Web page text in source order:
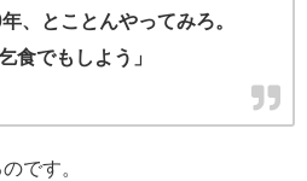
、とことんやってみろ。
食でもしよう」
です。